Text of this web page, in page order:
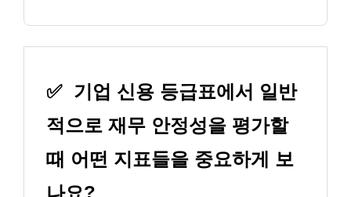
✅ 기업 신용 등급표에서 일반
적으로 재무 안정성을 평가할
때 어떤 지표들을 중요하게 보
나요?